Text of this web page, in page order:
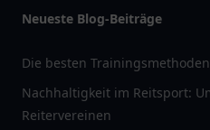
Neueste Blog-Beiträge
Die besten
Nachhaltigkeit im Reitsport:
Reitervereinen